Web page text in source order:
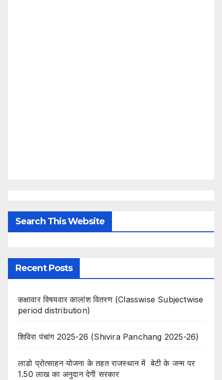
Search This Website
Recent Posts
कक्षावार विषयवार कालांश वितरण (Classwise Subjectwise
period distribution)
शिविरा पंचांग 2025-26 (Shivira Panchang 2025-26)
लाडो प्रोत्साहन योजना के तहत राजस्थान में बेटी के जन्म पर
1.50 लाख का अनुदान देगी सरकार